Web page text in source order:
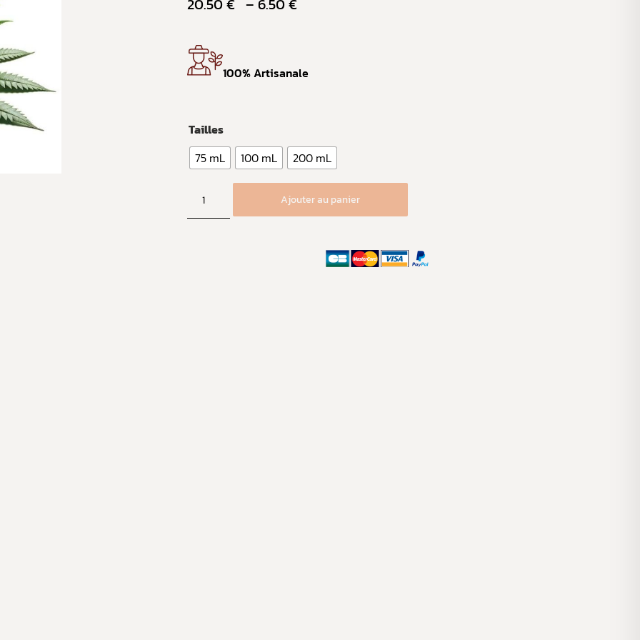
6.50€
–
20.50€
100% Artisanale
Tailles
75 mL
100 mL 200 mL
Ajouter au panier